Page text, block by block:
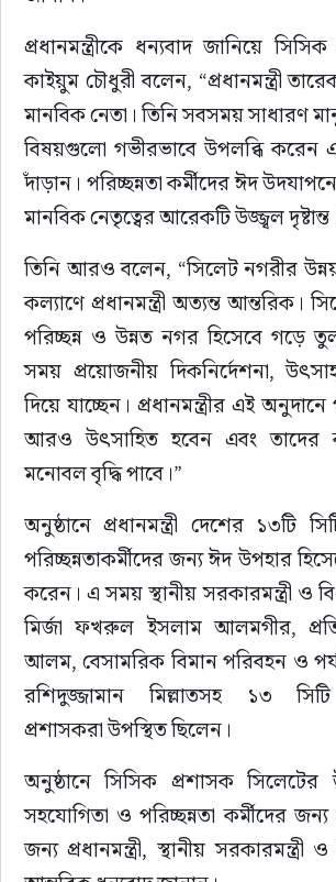
প্রধানমন্ত্রীকে ধন্যবাদ জানিয়ে
কাইয়ুম চৌধুরী বলেন, “প্রধানমন্ত্রী
মানবিক নেতা। তিনি সবসময় সাধারণ
বিষয়গুলো গভীরভাবে উপলব্ধি করেন
দাঁড়ান। পরিচ্ছন্নতা কর্মীদের ঈদ
মানবিক নেতৃত্বের আরেকটি উজ্জ্বল
তিনি আরও বলেন, “সিলেট নগরীর
কল্যাণে প্রধানমন্ত্রী অত্যন্ত আন্তরিক।
পরিচ্ছন্ন ও উন্নত নগর হিসেবে গড়ে
সময় প্রয়োজনীয় দিকনির্দেশনা,
দিয়ে যাচ্ছেন। প্রধানমন্ত্রীর এই অনুদানে
আরও উৎসাহিত হবেন এবং
মনোবল বৃদ্ধি পাবে।”
অনুষ্ঠানে প্রধানমন্ত্রী দেশের ১৩টি
পরিচ্ছন্নতাকর্মীদের জন্য ঈদ উপহার
করেন। এ সময় স্থানীয় সরকারমন্ত্রী ও
মির্জা ফখরুল ইসলাম আলমগীর,
আলম, বেসামরিক বিমান পরিবহন ও
রশিদুজ্জামান মিল্লাতসহ ১৩
প্রশাসকরা উপস্থিত ছিলেন।
অনুষ্ঠানে সিসিক প্রশাসক সিলেটের
সহযোগিতা ও পরিচ্ছন্নতা কর্মীদের
জন্য প্রধানমন্ত্রী, স্থানীয় সরকারমন্ত্রী